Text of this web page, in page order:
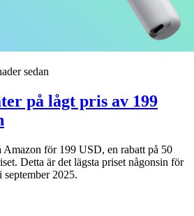
sedan
på lågt pris av 199
för 199 USD, en rabatt på 50
Detta är det lägsta priset någonsin för
september 2025.